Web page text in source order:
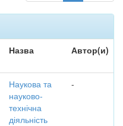
Назва Автор(и)
Наукова та
науково-
технічна
діяльність
-